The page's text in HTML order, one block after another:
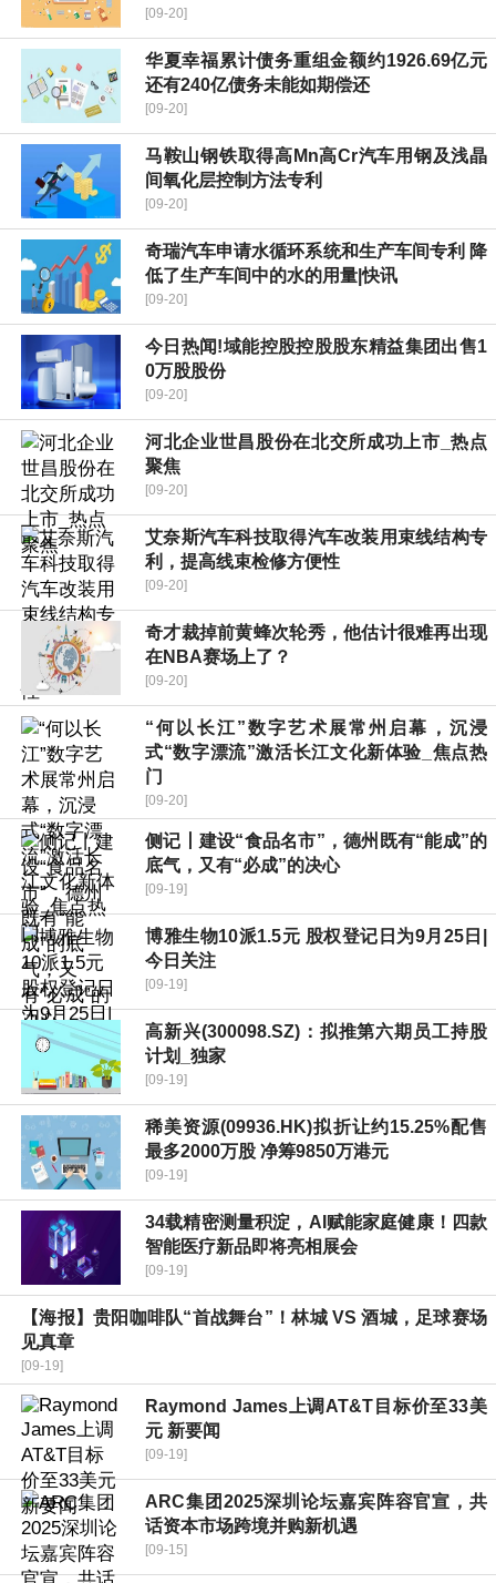
[09-20]
华夏幸福累计债务重组金额约1926.69亿元
还有240亿债务未能如期偿还
[09-20]
马鞍山钢铁取得高Mn高Cr汽车用钢及浅晶
间氧化层控制方法专利
[09-20]
奇瑞汽车申请水循环系统和生产车间专利 降
低了生产车间中的水的用量|快讯
[09-20]
今日热闻!域能控股控股股东精益集团出售1
0万股股份
[09-20]
河北企业世昌股份在北交所成功上市_热点
聚焦
[09-20]
艾奈斯汽车科技取得汽车改装用束线结构专
利，提高线束检修方便性
[09-20]
奇才裁掉前黄蜂次轮秀，他估计很难再出现
在NBA赛场上了？
[09-20]
“何以长江”数字艺术展常州启幕，沉浸
式“数字漂流”激活长江文化新体验_焦点热
门
[09-20]
侧记丨建设“食品名市”，德州既有“能成”的
底气，又有“必成”的决心
[09-19]
博雅生物10派1.5元 股权登记日为9月25日|
今日关注
[09-19]
高新兴(300098.SZ)：拟推第六期员工持股
计划_独家
[09-19]
稀美资源(09936.HK)拟折让约15.25%配售
最多2000万股 净筹9850万港元
[09-19]
34载精密测量积淀，AI赋能家庭健康！四款
智能医疗新品即将亮相展会
[09-19]
【海报】贵阳咖啡队“首战舞台”！林城 VS 酒城，足球赛场
见真章
[09-19]
Raymond James上调AT&T目标价至33美
元 新要闻
[09-19]
ARC集团2025深圳论坛嘉宾阵容官宣，共
话资本市场跨境并购新机遇
[09-15]